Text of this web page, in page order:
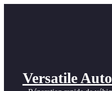
Versatile